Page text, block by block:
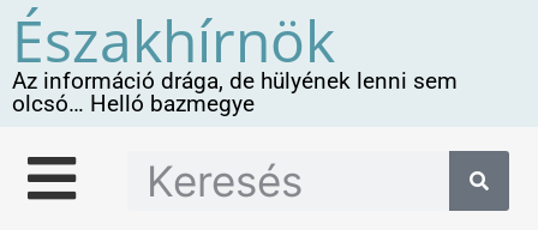
Északhírnök
Az információ drága, de hülyének lenni sem
olcsó… Helló bazmegye